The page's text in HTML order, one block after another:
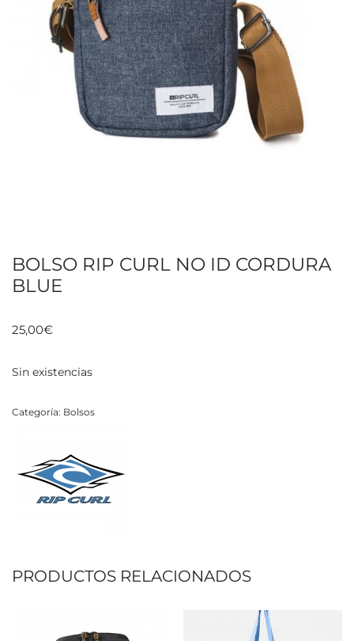
BOLSO RIP CURL NO ID CORDURA
BLUE
25,00€
Sin existencias
Categoría: Bolsos
PRODUCTOS RELACIONADOS